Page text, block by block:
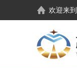
欢迎来到